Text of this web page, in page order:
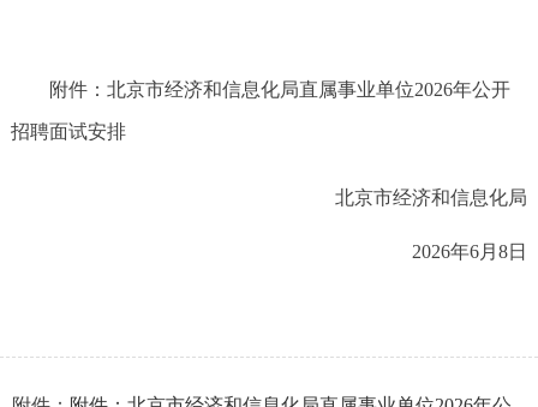
附件：北京市经济和信息化局直属事业单位2026年公开
招聘面试安排
北京市经济和信息化局
2026年6月8日